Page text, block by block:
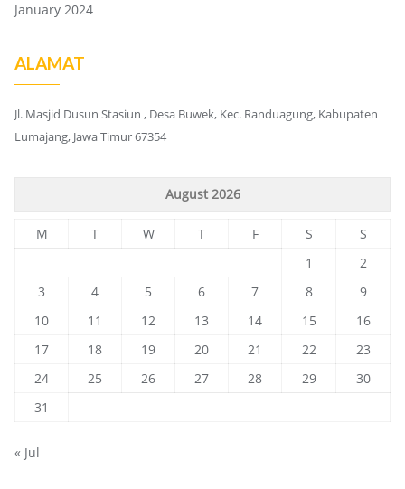
January 2024
ALAMAT
Jl. Masjid Dusun Stasiun , Desa Buwek, Kec. Randuagung, Kabupaten
Lumajang, Jawa Timur 67354
August 2026
M T W T F S
S
1
2
3
4 5 6 7 8
9
10
11 12 13 14 15
16
17
18 19 20 21 22
23
24
25 26 27 28 29
30
31
« Jul